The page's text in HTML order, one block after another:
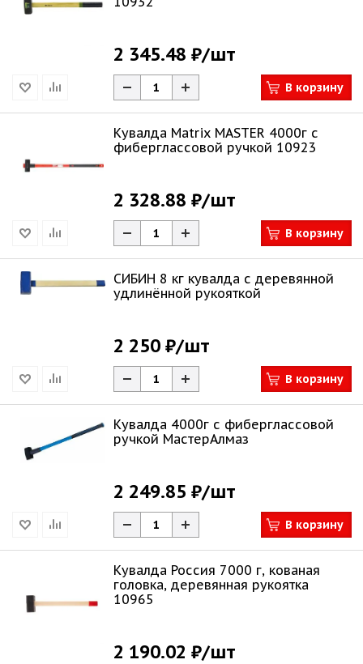
2 345.48 ₽/шт
В корзину
Кувалда Matrix MASTER 4000г с
фиберглассовой ручкой 10923
2 328.88 ₽/шт
В корзину
СИБИН 8 кг кувалда с деревянной
удлинённой рукояткой
2 250 ₽/шт
В корзину
Кувалда 4000г с фиберглассовой
ручкой МастерАлмаз
2 249.85 ₽/шт
В корзину
Кувалда Россия 7000 г, кованая
головка, деревянная рукоятка
10965
2 190.02 ₽/шт